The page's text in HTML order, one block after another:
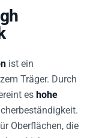
ist ein
Träger. Durch
es hohe
Oberflächen, die